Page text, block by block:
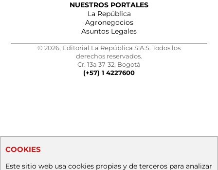
NUESTROS PORTALES
La República
Agronegocios
Asuntos Legales
© 2026, Editorial La República S.A.S. Todos los
derechos reservados.
Cr. 13a 37-32, Bogotá
(+57) 1 4227600
COOKIES
Este sitio web usa cookies propias y de terceros para analizar